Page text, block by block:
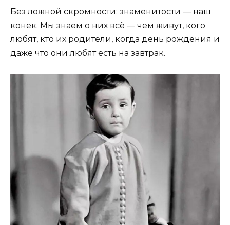
Без ложной скромности: знаменитости — наш
конек. Мы знаем о них всё — чем живут, кого
любят, кто их родители, когда день рождения и
даже что они любят есть на завтрак.